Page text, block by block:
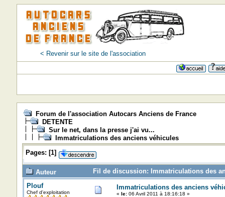
< Revenir sur le site de l'association
Forum de l'association Autocars Anciens de France
DETENTE
Sur le net, dans la presse j'ai vu...
Immatriculations des anciens véhicules
Pages: [1]
Auteur
Fil de discussion: Immatriculations des
Plouf
Chef d'exploitation
Immatriculations des anciens
« le:06 Avril 2011 à 18:16:18 »